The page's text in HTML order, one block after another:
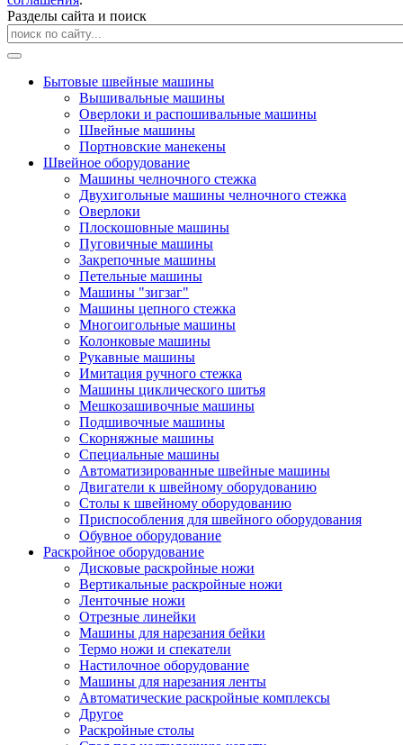
Разделы сайта и поиск
Бытовые швейные машины
Вышивальные машины
Оверлоки и распошивальные машины
Швейные машины
Портновские манекены
Швейное оборудование
Машины челночного стежка
Двухигольные машины челночного стежка
Оверлоки
Плоскошовные машины
Пуговичные машины
Закрепочные машины
Петельные машины
Машины "зигзаг"
Машины цепного стежка
Многоигольные машины
Колонковые машины
Рукавные машины
Имитация ручного стежка
Машины циклического шитья
Мешкозашивочные машины
Подшивочные машины
Скорняжные машины
Специальные машины
Автоматизированные швейные машины
Двигатели к швейному оборудованию
Столы к швейному оборудованию
Приспособления для швейного оборудования
Обувное оборудование
Раскройное оборудование
Дисковые раскройные ножи
Вертикальные раскройные ножи
Ленточные ножи
Отрезные линейки
Машины для нарезания бейки
Термо ножи и спекатели
Настилочное оборудование
Машины для нарезания ленты
Автоматические раскройные комплексы
Другое
Раскройные столы